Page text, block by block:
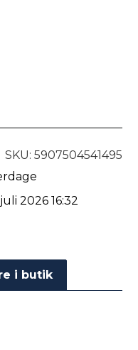
SKU: 5907504541495
2026 16:32
i butik